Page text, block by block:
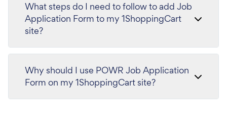
What steps do I need to follow to add Job
Application Form to my 1ShoppingCart
site?
Why should I use POWR Job Application
Form on my 1ShoppingCart site?